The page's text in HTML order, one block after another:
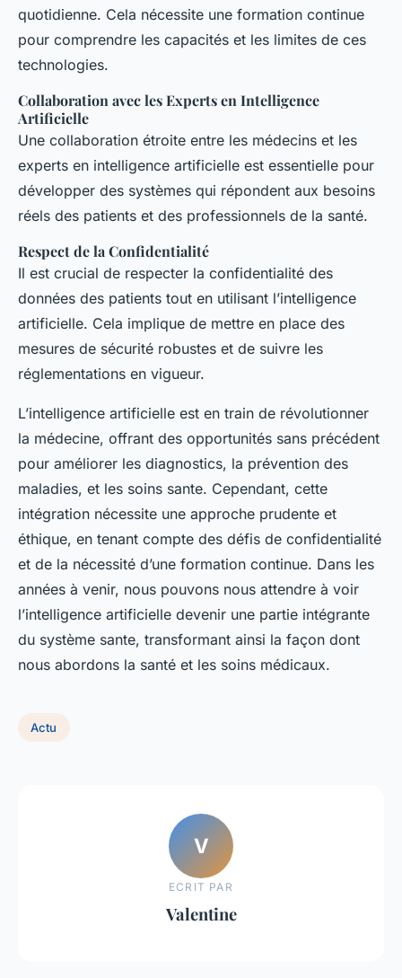
quotidienne. Cela nécessite une formation continue
pour comprendre les capacités et les limites de ces
technologies.
Collaboration avec les Experts en Intelligence
Artificielle
Une collaboration étroite entre les médecins et les
experts en intelligence artificielle est essentielle pour
développer des systèmes qui répondent aux besoins
réels des patients et des professionnels de la santé.
Respect de la Confidentialité
Il est crucial de respecter la confidentialité des
données des patients tout en utilisant l’intelligence
artificielle. Cela implique de mettre en place des
mesures de sécurité robustes et de suivre les
réglementations en vigueur.
L’intelligence artificielle est en train de révolutionner
la médecine, offrant des opportunités sans précédent
pour améliorer les diagnostics, la prévention des
maladies, et les soins sante. Cependant, cette
intégration nécessite une approche prudente et
éthique, en tenant compte des défis de confidentialité
et de la nécessité d’une formation continue. Dans les
années à venir, nous pouvons nous attendre à voir
l’intelligence artificielle devenir une partie intégrante
du système sante, transformant ainsi la façon dont
nous abordons la santé et les soins médicaux.
Actu
V
ECRIT PAR
Valentine